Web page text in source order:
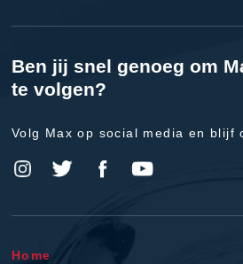
Ben jij snel genoeg om
te volgen?
Volg Max op social media en blijf
Home